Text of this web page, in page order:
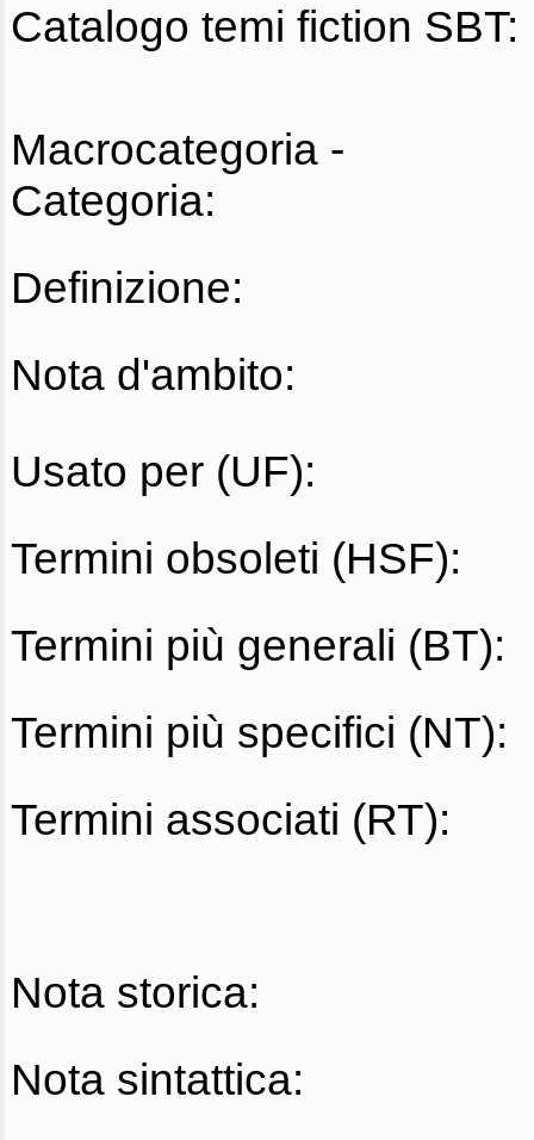
Catalogo temi fiction SBT:
Macrocategoria -
Categoria:
Definizione:
Nota d'ambito:
Usato per (UF):
Termini obsoleti (HSF):
Termini più generali (BT):
Termini più specifici (NT):
Termini associati (RT):
Nota storica:
Nota sintattica: